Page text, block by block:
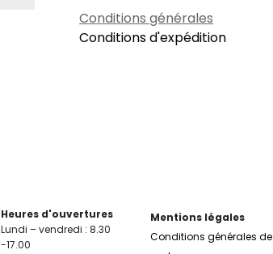
Conditions générales
Conditions d'expédition
Heures d'ouvertures
Lundi – vendredi : 8.30
-17.00
Mentions légales
Conditions générales de